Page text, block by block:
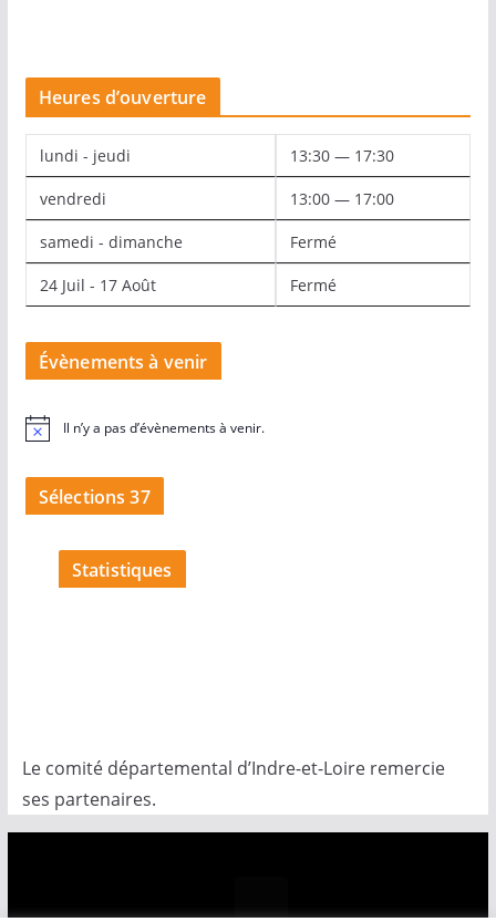
Heures d’ouverture
lundi - jeudi 13:30 — 17:30
vendredi 13:00 — 17:00
samedi - dimanche Fermé
24 Juil - 17 Août Fermé
Évènements à venir
N
Il n’y a pas d’évènements à venir.
Sélections 37
Statistiques
Le comité départemental d’Indre-et-Loire remercie
ses partenaires.